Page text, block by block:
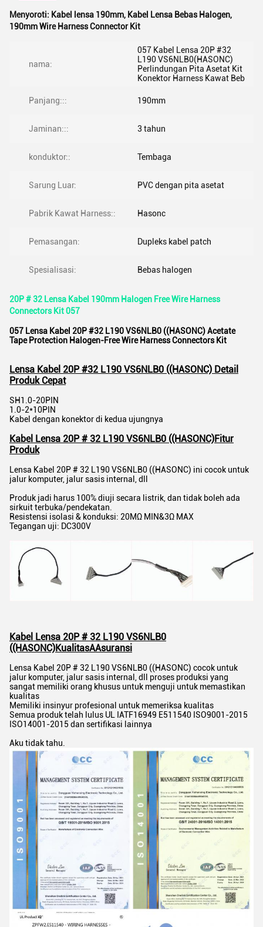
Menyoroti: Kabel lensa 190mm, Kabel Lensa Bebas Halogen,
190mm Wire Harness Connector Kit
nama:
057 Kabel Lensa 20P #32
L190 VS6NLB0(HASONC)
Perlindungan Pita Asetat Kit
Konektor Harness Kawat Beb
Panjang::: 190mm
Jaminan::: 3 tahun
konduktor:: Tembaga
Sarung Luar: PVC dengan pita asetat
Pabrik Kawat Harness:: Hasonc
Pemasangan: Dupleks kabel patch
Spesialisasi: Bebas halogen
20P # 32 Lensa Kabel 190mm Halogen Free Wire Harness
Connectors Kit 057
057 Lensa Kabel 20P #32 L190 VS6NLB0 ((HASONC) Acetate
Tape Protection Halogen-Free Wire Harness Connectors Kit
Lensa Kabel 20P #32 L190 VS6NLB0 ((HASONC) Detail
Produk Cepat
SH1.0-20PIN
1.0-2*10PIN
Kabel dengan konektor di kedua ujungnya
Kabel Lensa 20P # 32 L190 VS6NLB0 ((HASONC)Fitur
Produk
Lensa Kabel 20P # 32 L190 VS6NLB0 ((HASONC) ini cocok untuk
jalur komputer, jalur sasis internal, dll
Produk jadi harus 100% diuji secara listrik, dan tidak boleh ada
sirkuit terbuka/pendekatan.
Resistensi isolasi & konduksi: 20MΩ MIN&3Ω MAX
Tegangan uji: DC300V
Kabel Lensa 20P # 32 L190 VS6NLB0
((HASONC)KualitasAAsuransi
Lensa Kabel 20P # 32 L190 VS6NLB0 ((HASONC) cocok untuk
jalur komputer, jalur sasis internal, dll proses produksi yang
sangat memiliki orang khusus untuk menguji untuk memastikan
kualitas
Memiliki insinyur profesional untuk memeriksa kualitas
Semua produk telah lulus UL IATF16949 E511540 ISO9001-2015
ISO14001-2015 dan sertifikasi lainnya
Aku tidak tahu.